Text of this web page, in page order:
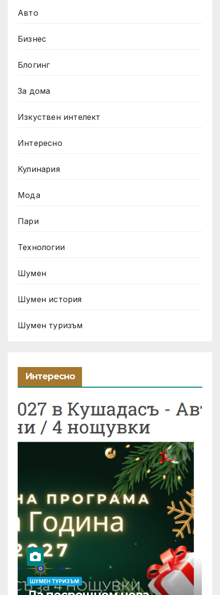
Авто
Бизнес
Блогинг
За дома
Изкуствен интелект
Интересно
Кулинария
Мода
Пари
Технологии
Шумен
Шумен история
Шумен туризъм
Интересно
ШУМЕН ТУРИЗЪМ